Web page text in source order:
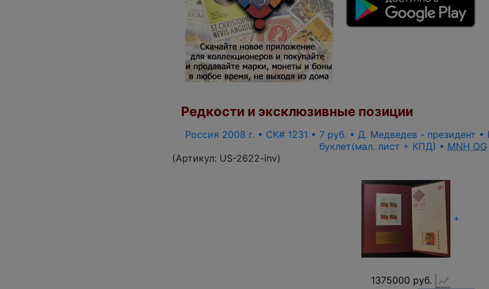
Редкости и эксклюзивные позиции
Россия 2008 г. • СК# 1231 • 7 руб. • Д. Медведев - президент
буклет(мал. лист + КПД) • MNH OG
(Артикул: US-2622-inv)
+
1375000 руб.